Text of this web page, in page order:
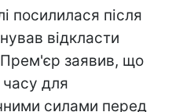
посилилася після
відкласти
Прем'єр заявив, що
часу для
силами перед